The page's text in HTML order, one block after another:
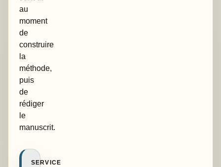
au
moment
de
construire
la
méthode,
puis
de
rédiger
le
manuscrit.
SERVICE